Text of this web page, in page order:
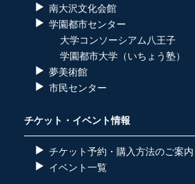
南大沢文化会館
学園都市センター
大学コンソーシアム八王子
学園都市大学（いちょう塾）
夢美術館
市民センター
チケット・イベント情報
チケット予約・購入方法のご案内
イベント一覧